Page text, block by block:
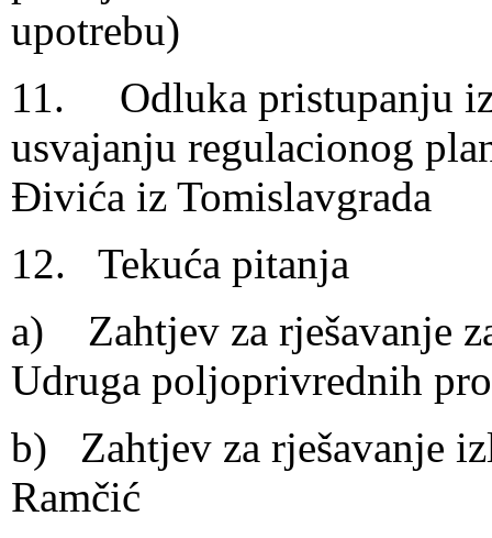
upotrebu)
11. Odluka pristupanju
usvajanju regulacionog
Đivića iz Tomislavgrada
12. Tekuća pitanja
a) Zahtjev za rješavanje
Udruga poljoprivrednih
b) Zahtjev za rješavanje
Ramčić